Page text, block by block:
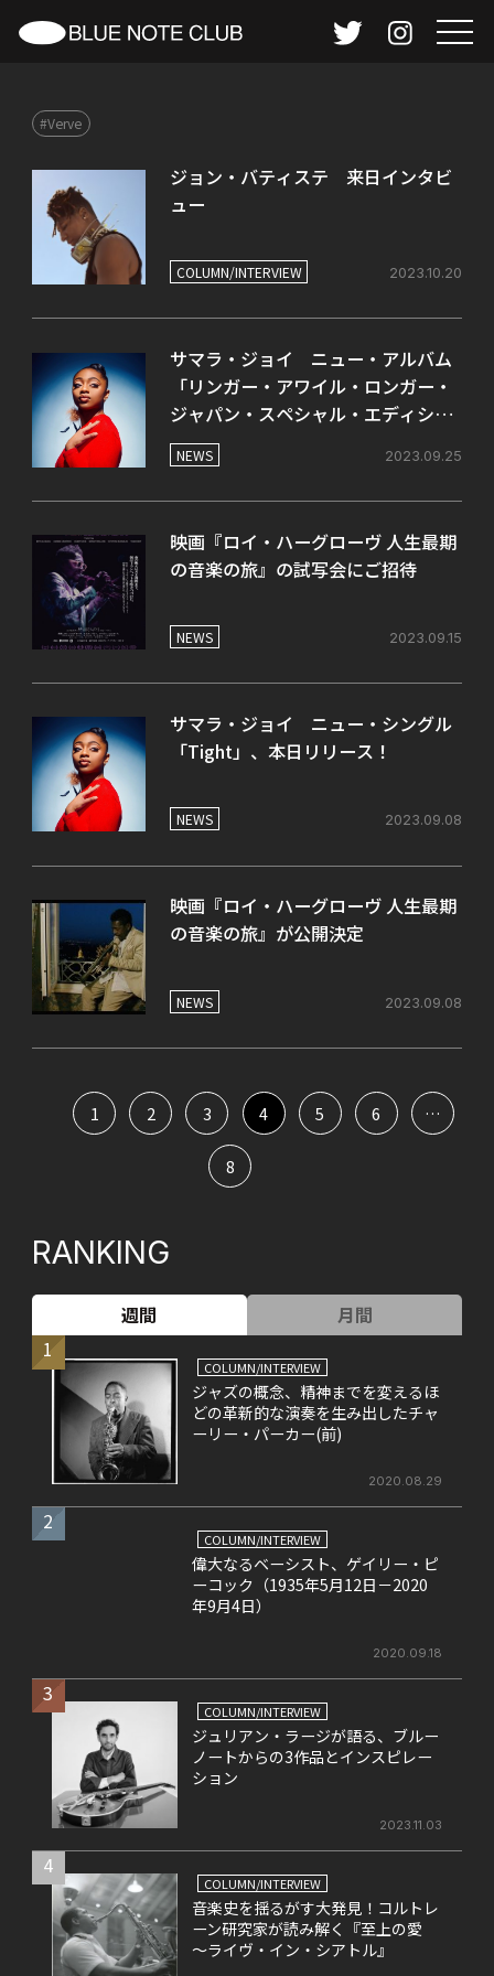
#Verve
ジョン・バティステ 来日インタビ
ュー
COLUMN/INTERVIEW 2023.10.20
サマラ・ジョイ ニュー・アルバム
「リンガー・アワイル・ロンガー・
ジャパン・スペシャル・エディショ
ン」のリリースが決定！
NEWS 2023.09.25
映画『ロイ・ハーグローヴ 人生最期
の音楽の旅』の試写会にご招待
NEWS 2023.09.15
サマラ・ジョイ ニュー・シングル
「Tight」、本日リリース！
NEWS 2023.09.08
映画『ロイ・ハーグローヴ 人生最期
の音楽の旅』が公開決定
NEWS 2023.09.08
1 2 3 4 5 6 …
8
RANKING
週間
月間
1
COLUMN/INTERVIEW
ジャズの概念、精神までを変えるほ
どの革新的な演奏を生み出したチャ
ーリー・パーカー(前)
2020.08.29
2
COLUMN/INTERVIEW
偉大なるベーシスト、ゲイリー・ピ
ーコック（1935年5月12日－2020
年9月4日）
2020.09.18
3
COLUMN/INTERVIEW
ジュリアン・ラージが語る、ブルー
ノートからの3作品とインスピレー
ション
2023.11.03
4
COLUMN/INTERVIEW
音楽史を揺るがす大発見！コルトレ
ーン研究家が読み解く『至上の愛
～ライヴ・イン・シアトル』